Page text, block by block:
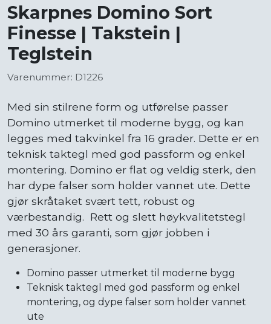
Skarpnes Domino Sort
Finesse | Takstein |
Teglstein
Varenummer: D1226
Med sin stilrene form og utførelse passer
Domino utmerket til moderne bygg, og kan
legges med takvinkel fra 16 grader. Dette er en
teknisk taktegl med god passform og enkel
montering. Domino er flat og veldig sterk, den
har dype falser som holder vannet ute. Dette
gjør skråtaket svært tett, robust og
værbestandig. Rett og slett høykvalitetstegl
med 30 års garanti, som gjør jobben i
generasjoner.
Domino passer utmerket til moderne bygg
Teknisk taktegl med god passform og enkel
montering, og dype falser som holder vannet
ute